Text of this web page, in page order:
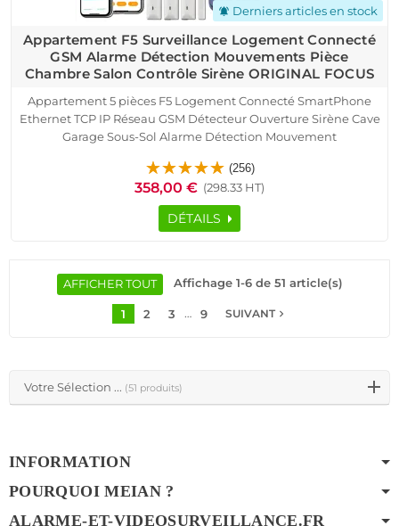
Votre Sélection ... (51 produits)
notifications_active Derniers articles en stock
Appartement F5 Surveillance Logement Connecté
GSM Alarme Détection Mouvements Pièce
Chambre Salon Contrôle Sirène ORIGINAL FOCUS
Appartement 5 pièces F5 Logement Connecté SmartPhone
Ethernet TCP IP Réseau GSM Détecteur Ouverture Sirène Cave
Garage Sous-Sol Alarme Détection Mouvement
Présence Capteur Porte Fenêtre Télécommande
(256)
358,00 € (298.33 HT)
DÉTAILS
AFFICHER TOUT Affichage 1-6 de 51 article(s)
1 2 3 … 9 SUIVANTnavigate_next
INFORMATION
POURQUOI MEIAN ?
ALARME-ET-VIDEOSURVEILLANCE.FR